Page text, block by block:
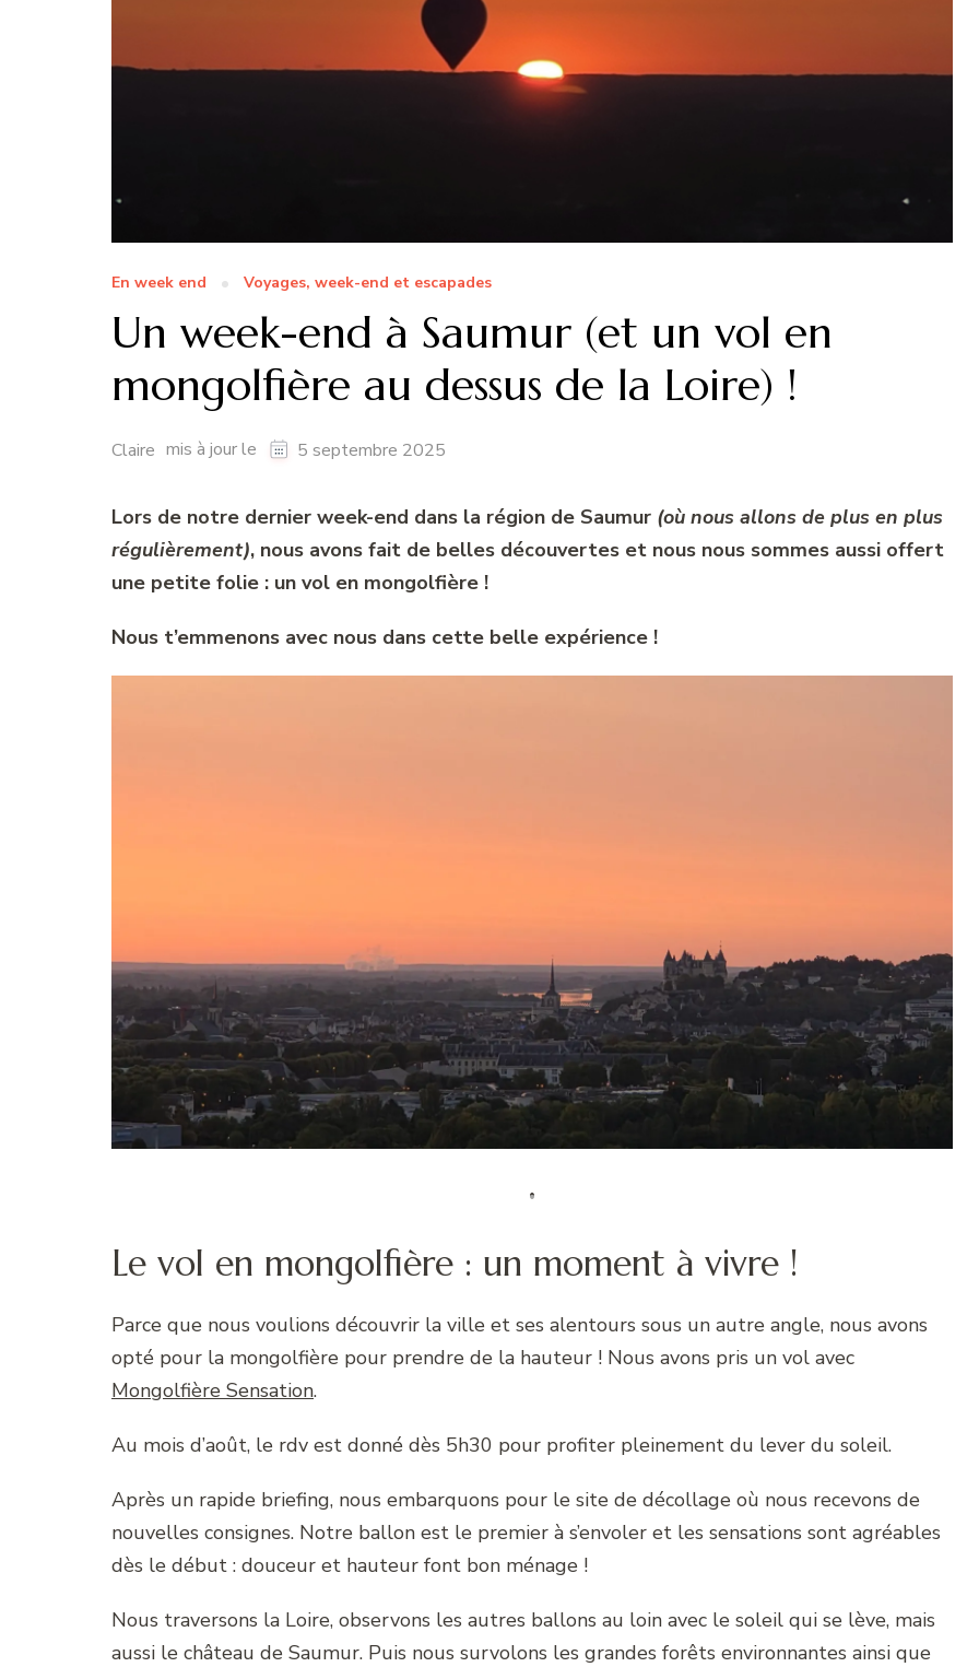
En week end Voyages, week-end et escapades
Un week-end à Saumur (et un vol en
mongolfière au dessus de la Loire) !
Claire mis à jour le 5 septembre 2025
Lors de notre dernier week-end dans la région de Saumur (où nous allons de plus en plus
régulièrement), nous avons fait de belles découvertes et nous nous sommes aussi offert
une petite folie : un vol en mongolfière !
Nous t’emmenons avec nous dans cette belle expérience !
Le vol en mongolfière : un moment à vivre !
Parce que nous voulions découvrir la ville et ses alentours sous un autre angle, nous avons
opté pour la mongolfière pour prendre de la hauteur ! Nous avons pris un vol avec
Mongolfière Sensation.
Au mois d’août, le rdv est donné dès 5h30 pour profiter pleinement du lever du soleil.
Après un rapide briefing, nous embarquons pour le site de décollage où nous recevons de
nouvelles consignes. Notre ballon est le premier à s’envoler et les sensations sont agréables
dès le début : douceur et hauteur font bon ménage !
Nous traversons la Loire, observons les autres ballons au loin avec le soleil qui se lève, mais
aussi le château de Saumur. Puis nous survolons les grandes forêts environnantes ainsi que